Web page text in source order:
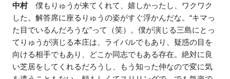
中村僕もりゅうが来てくれて、嬉しかったし、ワクワク
した。解答席に座るりゅうの姿がすぐ浮かんだな。“キマっ
た目でいるんだろうな”って（笑）。僕が演じる三島にとっ
てりゅうが演じる本庄は、ライバルでもあり、疑惑の目を
向ける相手でもあり、どこか同志でもある存在。絶対に良
い芝居をしてくれるだろうし、もう知った仲なので変に気